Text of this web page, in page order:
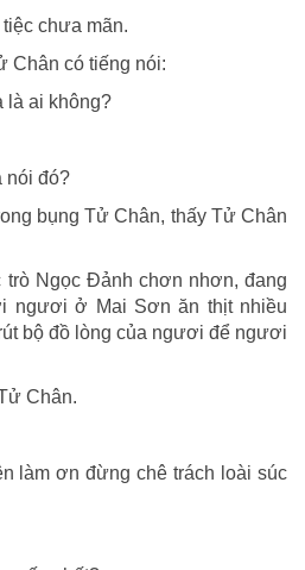
chưa mãn.
Chân có tiếng nói:
là ai không?
nói đó?
bụng Tử Chân, thấy Tử Chân
Ngọc Ðảnh chơn nhơn, đang
ngươi ở Mai Sơn ăn thịt nhiều
bộ đồ lòng của ngươi để ngươi
Chân.
làm ơn đừng chê trách loài súc